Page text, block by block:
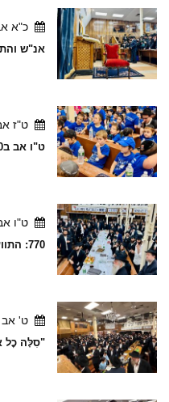
כ"א אב
אנ"ש
ט"ז אב
ט"ו אב ב770: הילדים הגיעו לראלי
ט"ו אב
770: התוועדות שמחה לרגל ט"ו באב
ט' אב
"סִלָּה כׇל